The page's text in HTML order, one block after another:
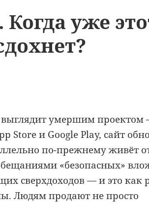
Когда уже
выглядит умершим
Store и Google Play, сайт
по-прежнему живёт
«безопасных»
сверхдоходов — и это как
Людям продают не просто